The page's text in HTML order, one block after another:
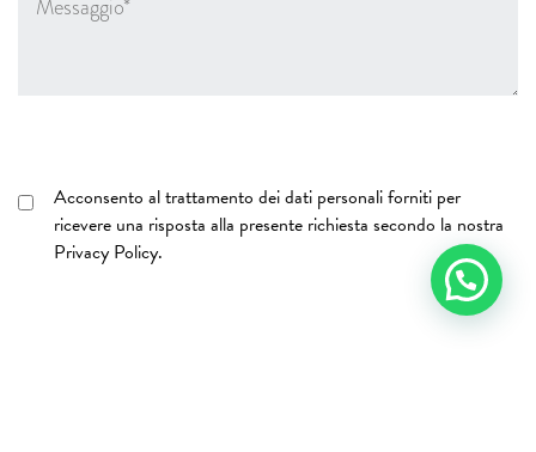
Acconsento al trattamento dei dati personali forniti per
ricevere una risposta alla presente richiesta secondo la nostra
Privacy Policy.